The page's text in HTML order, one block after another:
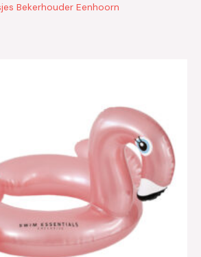
Bekerhouder Eenhoorn